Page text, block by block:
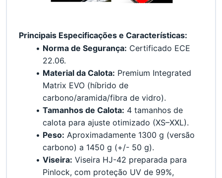
Principais Especificações e Características:
Norma de Segurança: Certificado ECE
22.06.
Material da Calota: Premium Integrated
Matrix EVO (híbrido de
carbono/aramida/fibra de vidro).
Tamanhos de Calota: 4 tamanhos de
calota para ajuste otimizado (XS–XXL).
Peso: Aproximadamente 1300 g (versão
carbono) a 1450 g (+/- 50 g).
Viseira: Viseira HJ-42 preparada para
Pinlock, com proteção UV de 99%,